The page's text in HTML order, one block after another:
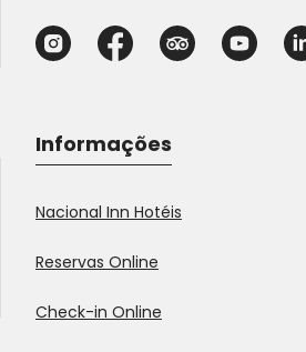
Informações
Nacional Inn Hotéis
Reservas Online
Check-in Online